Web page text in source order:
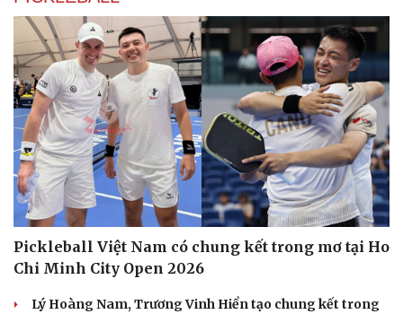
Du lịch
Tư vấn
Săn Tour
check-in
Podcast
Câu chuyện thời sự
Đọc truyện đêm khuya
Cửa sổ tình yêu
Pickleball Việt Nam có chung kết trong mơ tại Ho
Chi Minh City Open 2026
Lý Hoàng Nam, Trương Vinh Hiển tạo chung kết trong